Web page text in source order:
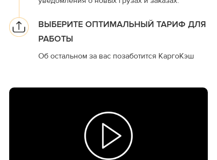
ВЫБЕРИТЕ ОПТИМАЛЬНЫЙ ТАРИФ ДЛЯ
РАБОТЫ
Об остальном за вас позаботится КаргоКэш